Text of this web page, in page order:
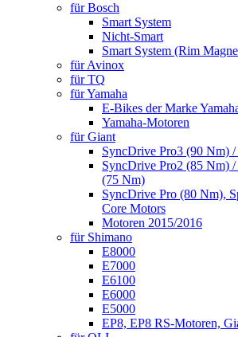
für Bosch
Smart System
Nicht-Smart
Smart System (Rim
für Avinox
für TQ
für Yamaha
E-Bikes der Marke
Yamaha-Motoren
für Giant
SyncDrive Pro3 (90 Nm)
SyncDrive Pro2 (85 Nm)
(75 Nm)
SyncDrive Pro (80 Nm),
Core Motors
Motoren 2015/2016
für Shimano
E8000
E7000
E6100
E6000
E5000
EP8, EP8 RS-Motoren,